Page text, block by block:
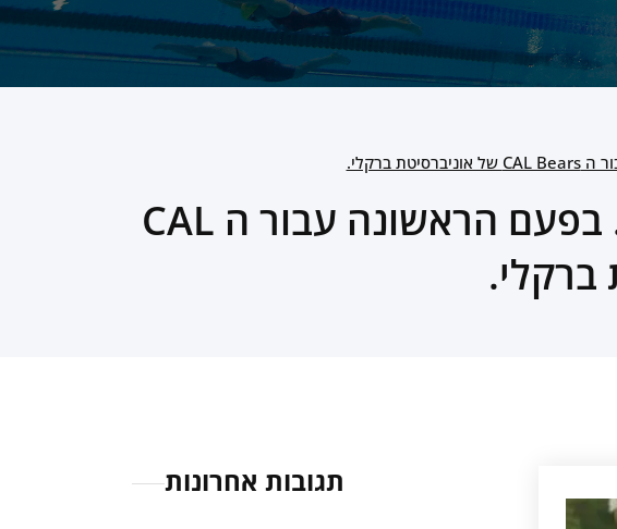
לאה פולונסקי מנצחת את מקצה ה 200 מ.א. בפעם הראשונה עבור ה CAL
תגובות אחרונות